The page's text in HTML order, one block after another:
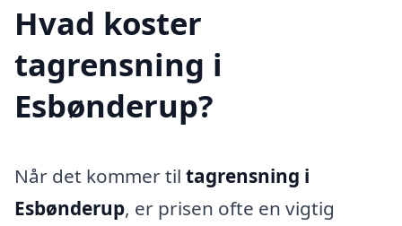
Hvad koster
tagrensning i
Esbønderup?
Når det kommer til tagrensning i
Esbønderup, er prisen ofte en vigtig